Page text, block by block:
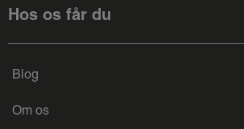
Hos os får du
Blog
Om os